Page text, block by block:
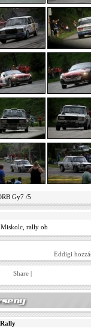
Gy7 /5
Miskolc rally ob
Eddigi
Share |